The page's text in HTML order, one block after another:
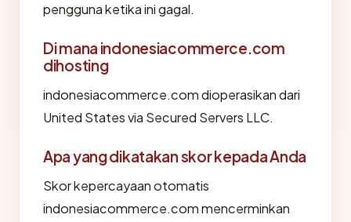
pengguna ketika ini gagal.
Di mana indonesiacommerce.com
dihosting
indonesiacommerce.com dioperasikan dari
United States via Secured Servers LLC.
Apa yang dikatakan skor kepada Anda
Skor kepercayaan otomatis
indonesiacommerce.com mencerminkan